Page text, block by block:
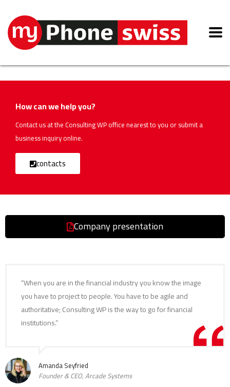
How can we help you?
Contact us at the Consulting WP office nearest to you or submit a
business inquiry online.
contacts
Company presentation
“When you are in the financial industry you know the image
you have to project to people. You have to be agile and
authoritative; Consulting WP is the way to go for financial
institutions.”
Amanda Seyfried
Founder & CEO, Arcade Systems